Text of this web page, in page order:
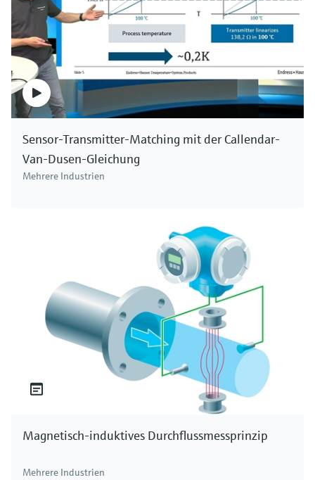
Sensor-Transmitter-Matching mit der Callendar-
Van-Dusen-Gleichung
Mehrere Industrien
Magnetisch-induktives Durchflussmessprinzip
Mehrere Industrien